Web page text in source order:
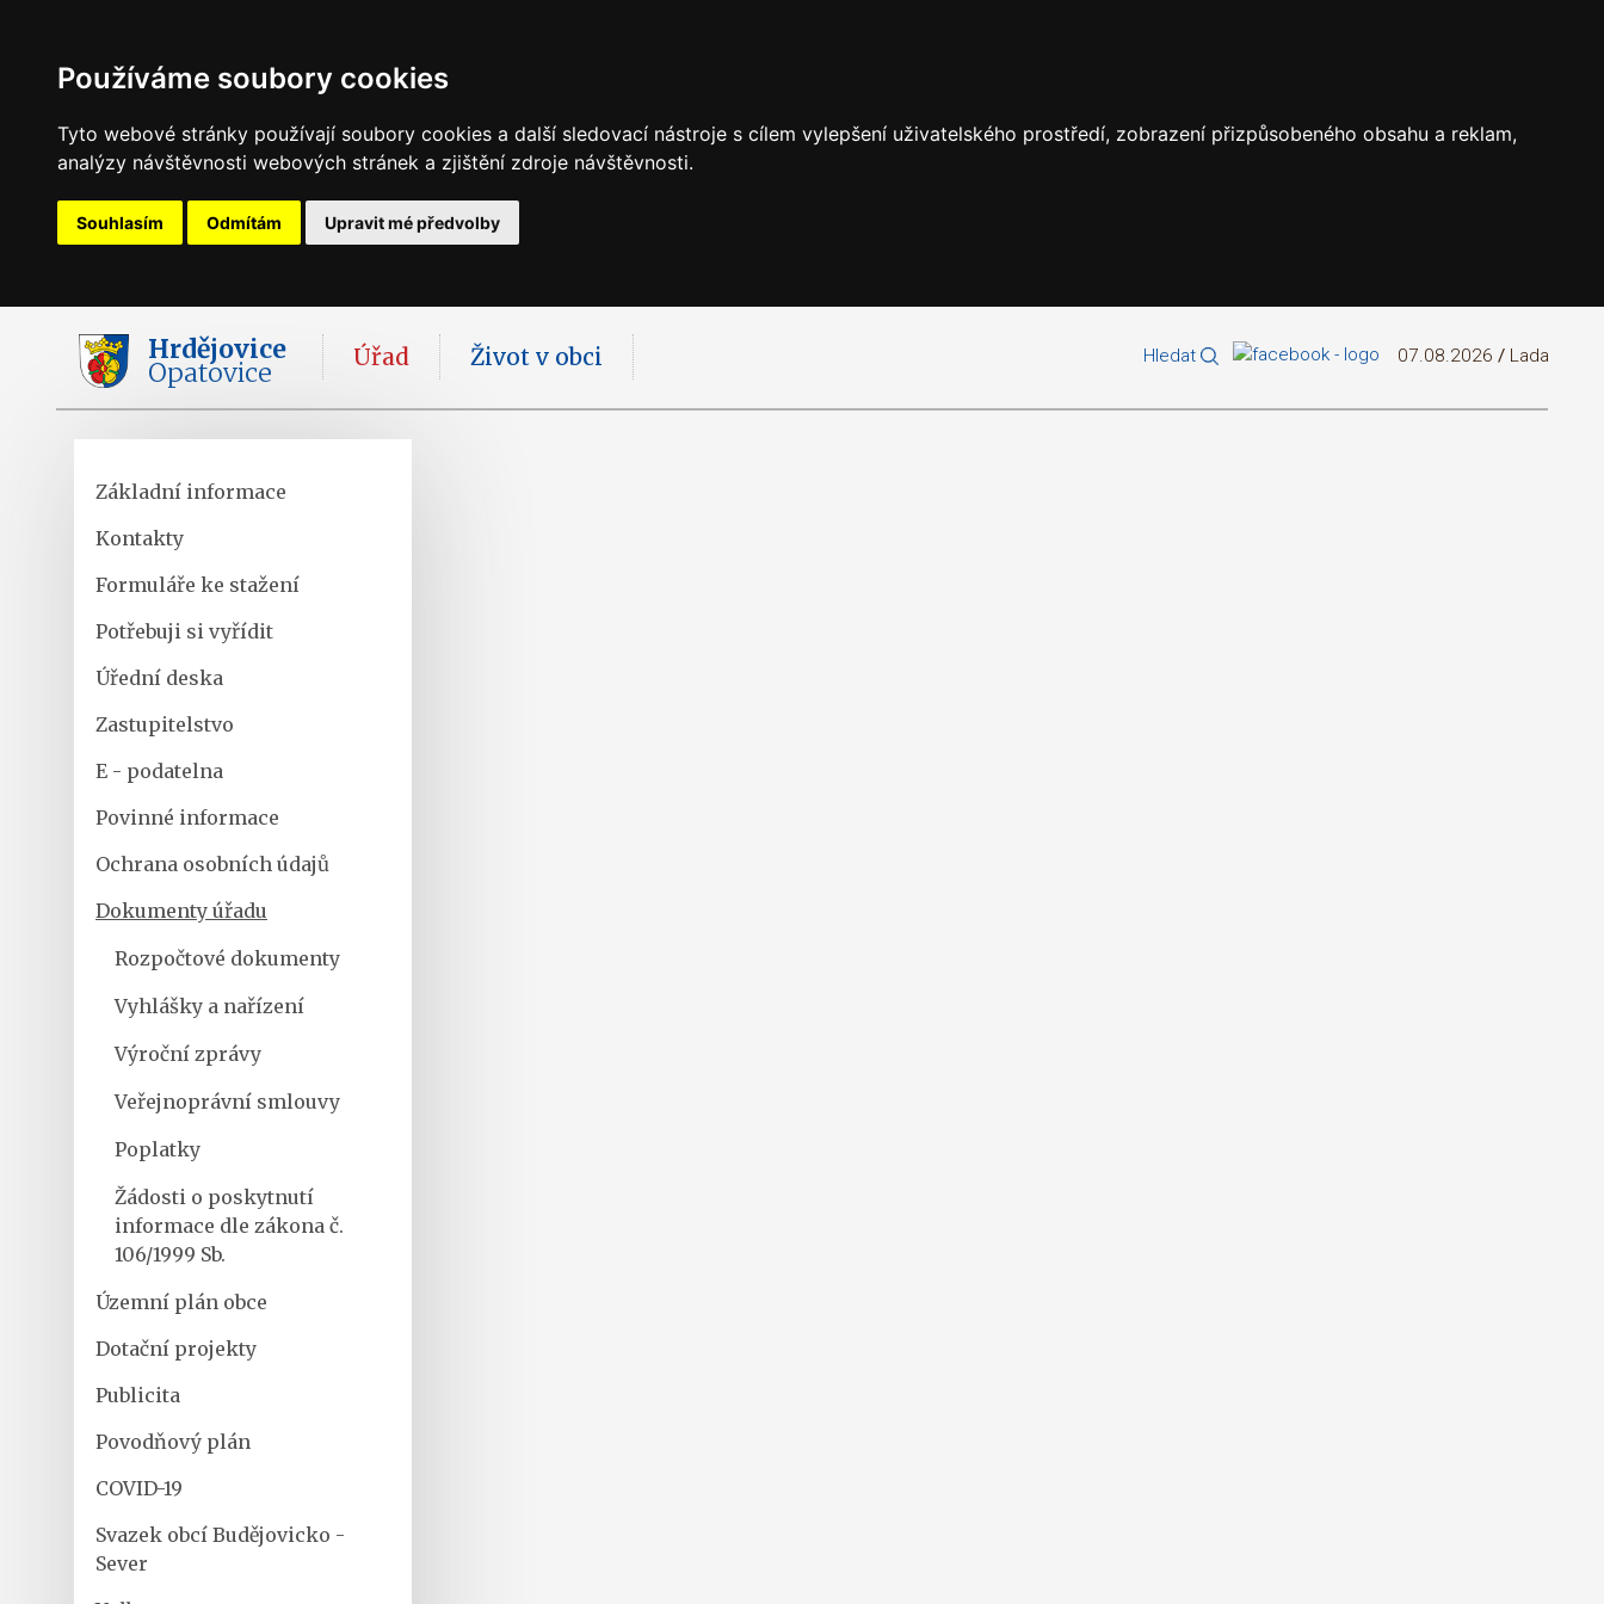
Používáme soubory cookies
Tyto webové stránky používají soubory cookies a další sledovací nástroje s cílem vylepšení uživatelského prostředí, zobrazení přizpůsobeného obsahu a reklam,
analýzy návštěvnosti webových stránek a zjištění zdroje návštěvnosti.
Souhlasím Odmítám Upravit mé předvolby
Hrdějovice
Opatovice Úřad Život v obci Hledat 07.08.2026 /Lada
Základní informace
Kontakty
Formuláře ke stažení
Potřebuji si vyřídit
Úřední deska
Zastupitelstvo
E - podatelna
Povinné informace
Ochrana osobních údajů
Dokumenty úřadu
Rozpočtové dokumenty
Vyhlášky a nařízení
Výroční zprávy
Veřejnoprávní smlouvy
Poplatky
Žádosti o poskytnutí
informace dle zákona č.
106/1999 Sb.
Územní plán obce
Dotační projekty
Publicita
Povodňový plán
COVID-19
Svazek obcí Budějovicko -
Sever